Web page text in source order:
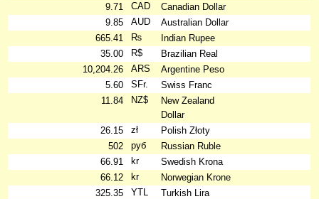
9.71
CAD
Canadian Dollar
9.85
AUD
Australian Dollar
665.41
₨
Indian Rupee
35.00
R$
Brazilian Real
10,204.26
ARS
Argentine Peso
5.60
SFr.
Swiss Franc
11.84
NZ$
New Zealand
Dollar
26.15
zł
Polish Złoty
502
руб
Russian Ruble
66.91
kr
Swedish Krona
66.12
kr
Norwegian Krone
325.35
YTL
Turkish Lira